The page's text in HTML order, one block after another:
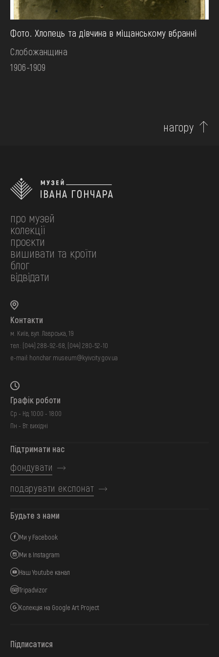
Фото. Хлопець та дівчина в міщанському вбранні
Слобожанщина
1906-1909
нагору
про музей
колекції
проєкти
вишивати та кроїти
блог
відвідати
Контакти
м. Київ, вул. Лаврська, 19
тел.: (044) 288-92-68 (044) 280-52-10
e-mail: honchar.museum@kyivcity.gov.ua
Графік роботи
Ср - Нд: 10:00 - 18:00
Пн - Вт: вихідні
Підтримати нас
фондувати
подарувати експонат
Будьте з нами
Ми у Facebook
Ми в Instagram
Наш Youtube канал
Tripadvizor
Колекція на Google Art Project
Підписатися